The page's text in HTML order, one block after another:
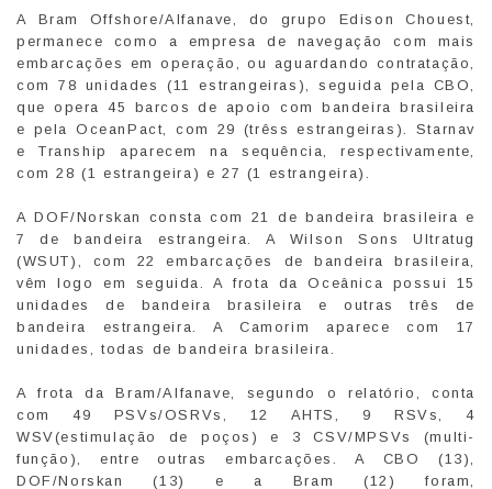
A Bram Offshore/Alfanave, do grupo Edison Chouest,
permanece como a empresa de navegação com mais
embarcações em operação, ou aguardando contratação,
com 78 unidades (11 estrangeiras), seguida pela CBO,
que opera 45 barcos de apoio com bandeira brasileira
e pela OceanPact, com 29 (trêss estrangeiras). Starnav
e Tranship aparecem na sequência, respectivamente,
com 28 (1 estrangeira) e 27 (1 estrangeira).
A DOF/Norskan consta com 21 de bandeira brasileira e
7 de bandeira estrangeira. A Wilson Sons Ultratug
(WSUT), com 22 embarcações de bandeira brasileira,
vêm logo em seguida. A frota da Oceânica possui 15
unidades de bandeira brasileira e outras três de
bandeira estrangeira. A Camorim aparece com 17
unidades, todas de bandeira brasileira.
A frota da Bram/Alfanave, segundo o relatório, conta
com 49 PSVs/OSRVs, 12 AHTS, 9 RSVs, 4
WSV(estimulação de poços) e 3 CSV/MPSVs (multi-
função), entre outras embarcações. A CBO (13),
DOF/Norskan (13) e a Bram (12) foram,